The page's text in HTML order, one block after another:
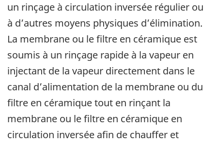
un rinçage à circulation inversée régulier ou
à d’autres moyens physiques d’élimination.
La membrane ou le filtre en céramique est
soumis à un rinçage rapide à la vapeur en
injectant de la vapeur directement dans le
canal d’alimentation de la membrane ou du
filtre en céramique tout en rinçant la
membrane ou le filtre en céramique en
circulation inversée afin de chauffer et